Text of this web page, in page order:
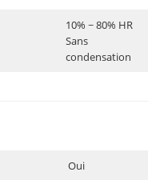
10% ~ 80% HR
Sans
condensation
Oui